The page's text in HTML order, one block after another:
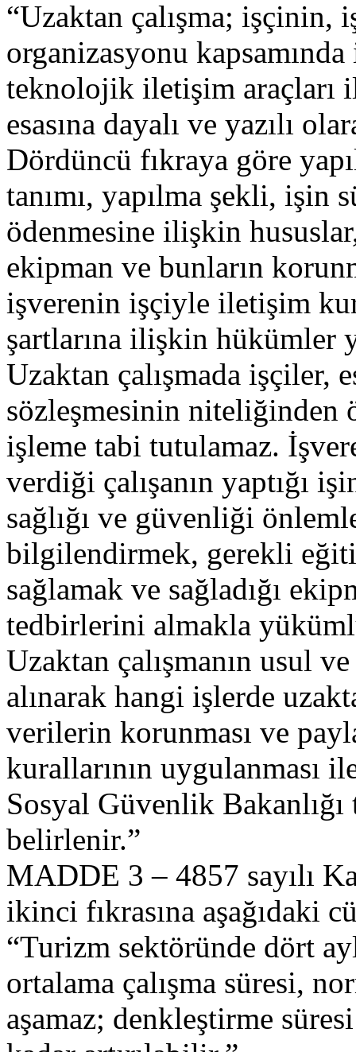
“Uzaktan çalışma; işçinin,
organizasyonu
teknolojik iletişim araçları
esasına dayalı ve yazılı
Dördüncü fıkraya göre
tanımı, yapılma şekli, işin
ödenmesine ilişkin
ekipman ve bunların
işverenin işçiyle iletişim
şartlarına ilişkin hükümler
Uzaktan çalışmada işçiler,
sözleşmesinin niteliğinden
işleme tabi tutulamaz.
verdiği çalışanın yaptığı
sağlığı ve güvenliği
bilgilendirmek, gerekli
sağlamak ve sağladığı
tedbirlerini almakla
Uzaktan çalışmanın usul
alınarak hangi işlerde
verilerin korunması ve
kurallarının uygulanması
Sosyal Güvenlik Bakanlığı
belirlenir.”
MADDE 3 – 4857 sayılı
ikinci fıkrasına aşağıdaki
“Turizm sektöründe dört
ortalama çalışma süresi,
aşamaz; denkleştirme